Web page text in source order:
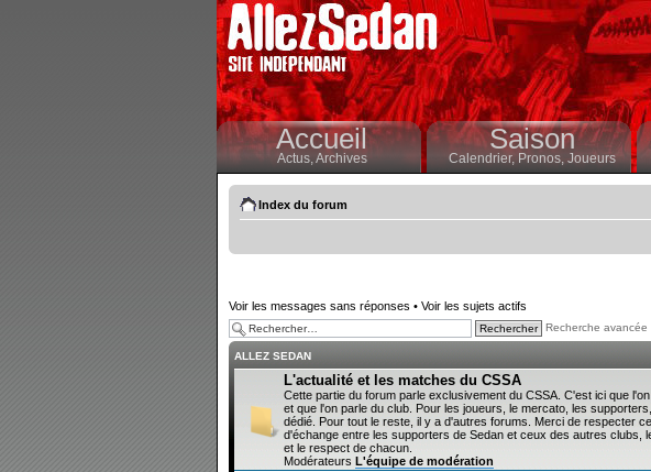
Accueil
Actus,Archives
Saison
Calendrier,Pronos, Joueurs
Index du forum
Voir les messages sans réponses • Voir les sujets actifs
Recherche avancée
ALLEZ SEDAN
L'actualité et les matches du CSSA
Cette partie du forum parle exclusivement du CSSA. C'est ici que
et que l'on parle du club. Pour les joueurs, le mercato, les
dédié. Pour tout le reste, il y a d'autres forums. Merci de respecter
d'échange entre les supporters de Sedan et ceux des autres clubs,
et le respect de chacun.
Modérateurs L'équipe de modération